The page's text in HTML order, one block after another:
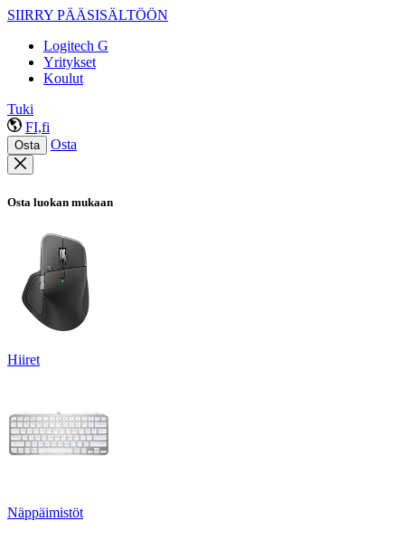
SIIRRY PÄÄSISÄLTÖÖN
Logitech G
Yritykset
Koulut
Tuki
FI,fi
Osta Osta
Osta luokan mukaan
Hiiret
Näppäimistöt